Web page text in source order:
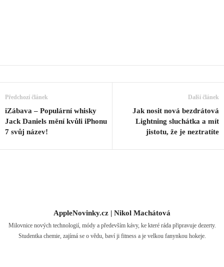
Předchozí článek
iZábava – Populární whisky
Jack Daniels mění kvůli iPhonu
7 svůj název!
Další článek
Jak nosit nová bezdrátová
Lightning sluchátka a mít
jistotu, že je neztratíte
AppleNovinky.cz | Nikol Machátová
Milovnice nových technologií, módy a především kávy, ke které ráda připravuje dezerty.
Studentka chemie, zajímá se o vědu, baví ji fitness a je velkou fanynkou hokeje.